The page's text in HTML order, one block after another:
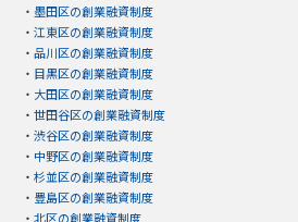
・ 墨田区の創業融資制度
・ 江東区の創業融資制度
・ 品川区の創業融資制度
・ 目黒区の創業融資制度
・ 大田区の創業融資制度
・ 世田谷区の創業融資制度
・ 渋谷区の創業融資制度
・ 中野区の創業融資制度
・ 杉並区の創業融資制度
・ 豊島区の創業融資制度
・ 北区の創業融資制度